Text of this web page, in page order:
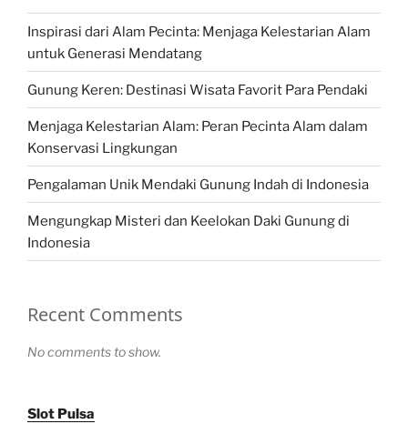
Inspirasi dari Alam Pecinta: Menjaga Kelestarian Alam
untuk Generasi Mendatang
Gunung Keren: Destinasi Wisata Favorit Para Pendaki
Menjaga Kelestarian Alam: Peran Pecinta Alam dalam
Konservasi Lingkungan
Pengalaman Unik Mendaki Gunung Indah di Indonesia
Mengungkap Misteri dan Keelokan Daki Gunung di
Indonesia
Recent Comments
No comments to show.
Slot Pulsa